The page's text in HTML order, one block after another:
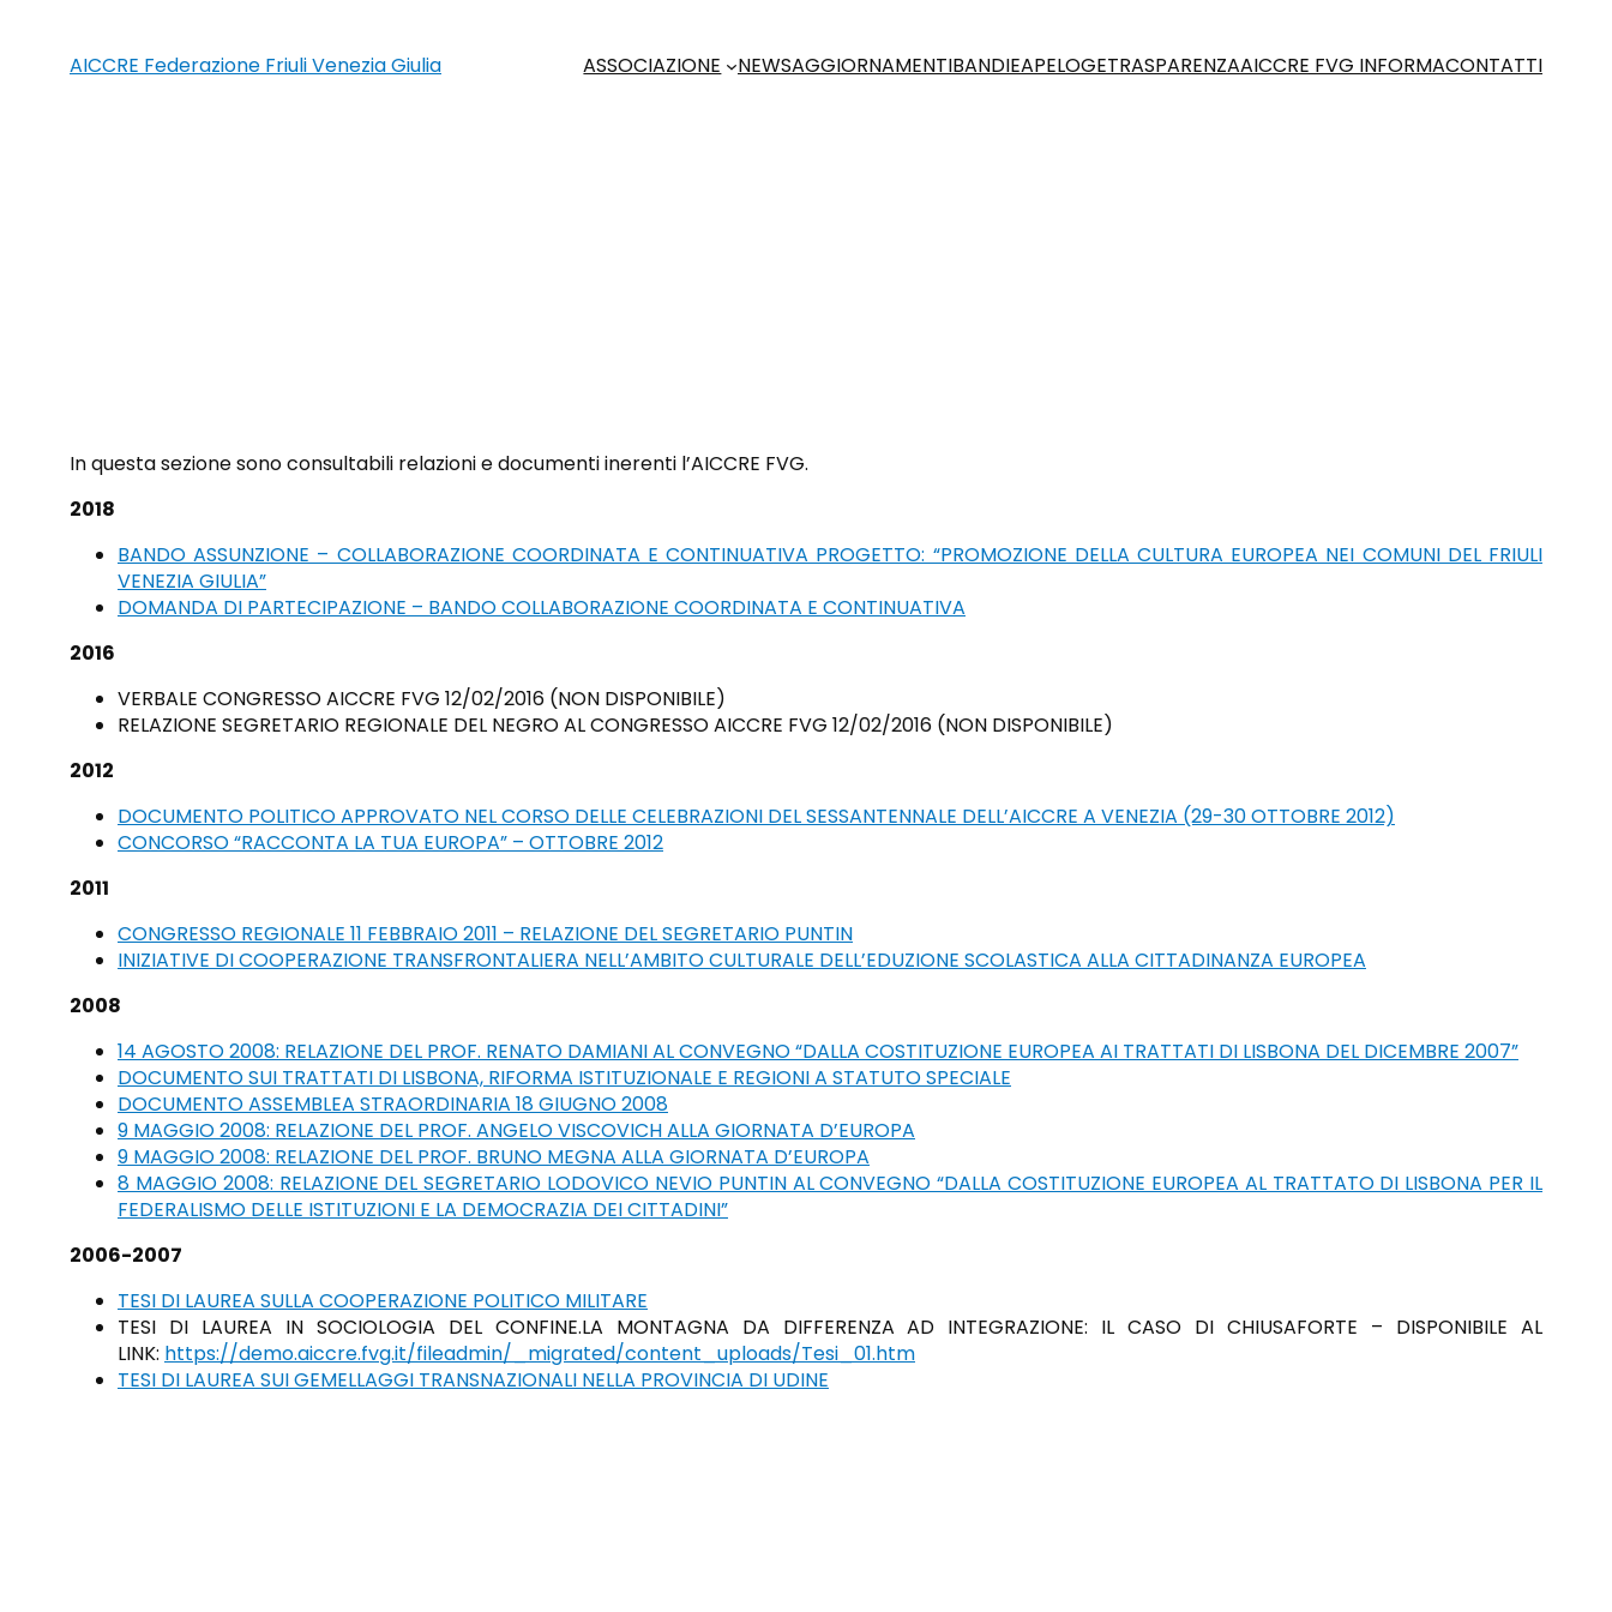
AICCRE Federazione Friuli Venezia Giulia ASSOCIAZIONE NEWSAGGIORNAMENTIBANDIEAPELOGETRASPARENZAAICCRE FVG INFORMACONTATTI
In questa sezione sono consultabili relazioni e documenti inerenti l’AICCRE FVG.
2018
BANDO ASSUNZIONE – COLLABORAZIONE COORDINATA E CONTINUATIVA PROGETTO: “PROMOZIONE DELLA CULTURA EUROPEA NEI COMUNI DEL FRIULI
VENEZIA GIULIA”
DOMANDA DI PARTECIPAZIONE – BANDO COLLABORAZIONE COORDINATA E CONTINUATIVA
2016
VERBALE CONGRESSO AICCRE FVG 12/02/2016 (NON DISPONIBILE)
RELAZIONE SEGRETARIO REGIONALE DEL NEGRO AL CONGRESSO AICCRE FVG 12/02/2016 (NON DISPONIBILE)
2012
DOCUMENTO POLITICO APPROVATO NEL CORSO DELLE CELEBRAZIONI DEL SESSANTENNALE DELL’AICCRE A VENEZIA (29-30 OTTOBRE 2012)
CONCORSO “RACCONTA LA TUA EUROPA” – OTTOBRE 2012
2011
CONGRESSO REGIONALE 11 FEBBRAIO 2011 – RELAZIONE DEL SEGRETARIO PUNTIN
INIZIATIVE DI COOPERAZIONE TRANSFRONTALIERA NELL’AMBITO CULTURALE DELL’EDUZIONE SCOLASTICA ALLA CITTADINANZA EUROPEA
2008
14 AGOSTO 2008: RELAZIONE DEL PROF. RENATO DAMIANI AL CONVEGNO “DALLA COSTITUZIONE EUROPEA AI TRATTATI DI LISBONA DEL DICEMBRE 2007”
DOCUMENTO SUI TRATTATI DI LISBONA, RIFORMA ISTITUZIONALE E REGIONI A STATUTO SPECIALE
DOCUMENTO ASSEMBLEA STRAORDINARIA 18 GIUGNO 2008
9 MAGGIO 2008: RELAZIONE DEL PROF. ANGELO VISCOVICH ALLA GIORNATA D’EUROPA
9 MAGGIO 2008: RELAZIONE DEL PROF. BRUNO MEGNA ALLA GIORNATA D’EUROPA
8 MAGGIO 2008: RELAZIONE DEL SEGRETARIO LODOVICO NEVIO PUNTIN AL CONVEGNO “DALLA COSTITUZIONE EUROPEA AL TRATTATO DI LISBONA PER IL
FEDERALISMO DELLE ISTITUZIONI E LA DEMOCRAZIA DEI CITTADINI”
2006-2007
TESI DI LAUREA SULLA COOPERAZIONE POLITICO MILITARE
TESI DI LAUREA IN SOCIOLOGIA DEL CONFINE.LA MONTAGNA DA DIFFERENZA AD INTEGRAZIONE: IL CASO DI CHIUSAFORTE – DISPONIBILE AL
LINK: https://demo.aiccre.fvg.it/fileadmin/_migrated/content_uploads/Tesi_01.htm
TESI DI LAUREA SUI GEMELLAGGI TRANSNAZIONALI NELLA PROVINCIA DI UDINE